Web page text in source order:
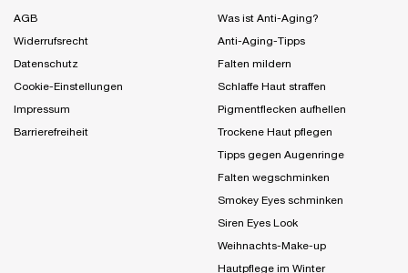
AGB
Widerrufsrecht
Datenschutz
Cookie-Einstellungen
Impressum
Barrierefreiheit
Was ist Anti-Aging?
Anti-Aging-Tipps
Falten mildern
Schlaffe Haut straffen
Pigmentflecken aufhellen
Trockene Haut pflegen
Tipps gegen Augenringe
Falten wegschminken
Smokey Eyes schminken
Siren Eyes Look
Weihnachts-Make-up
Hautpflege im Winter